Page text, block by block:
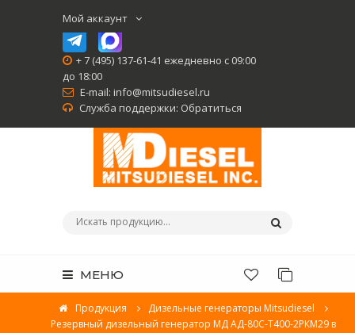
Мой аккаунт
+ 7 (495) 137-61-41 ежедневно с 09:00
до 18:00
E-mail: info@mitsudiesel.ru
Служба поддержки: Обратиться
МЕНЮ
Продукция
Дизельные генераторы Mitsudiesel
Резервный дизельный генератор МД АД-80С-Т400-2РКМ29 в